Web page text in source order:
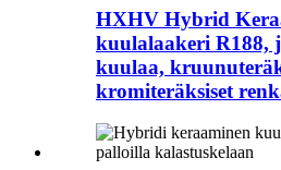
HXHV Hybrid
kuulalaakeri R188,
kuulaa,
kromiteräksiset